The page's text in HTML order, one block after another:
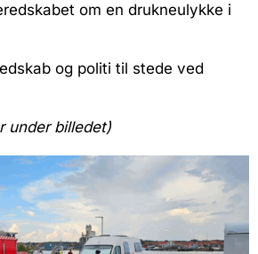
om en drukneulykke i
og politi til stede ved
under billedet)